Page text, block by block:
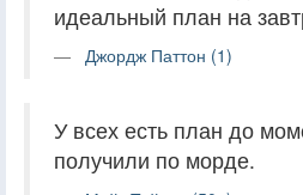
идеальный план на
Джордж Паттон (1)
У всех есть план до
получили по морде.